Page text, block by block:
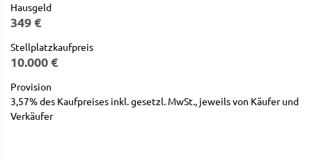
Hausgeld
349 €
Stellplatzkaufpreis
10.000 €
Provision
3,57% des Kaufpreises inkl. gesetzl. MwSt., jeweils von Käufer und
Verkäufer